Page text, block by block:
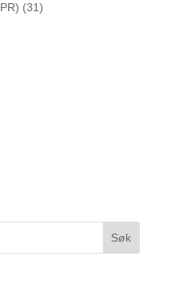
(31)